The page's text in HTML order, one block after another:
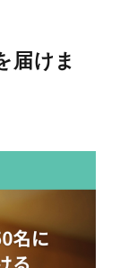
届けま